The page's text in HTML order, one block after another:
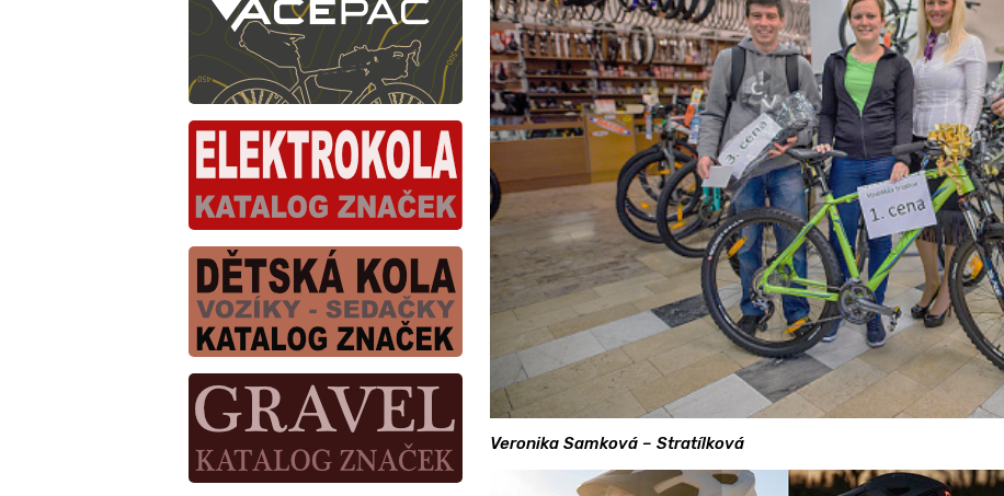
Veronika Samková – Stratílková